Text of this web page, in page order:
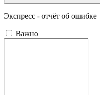
Экспресс - отчёт об ошибке
Важно